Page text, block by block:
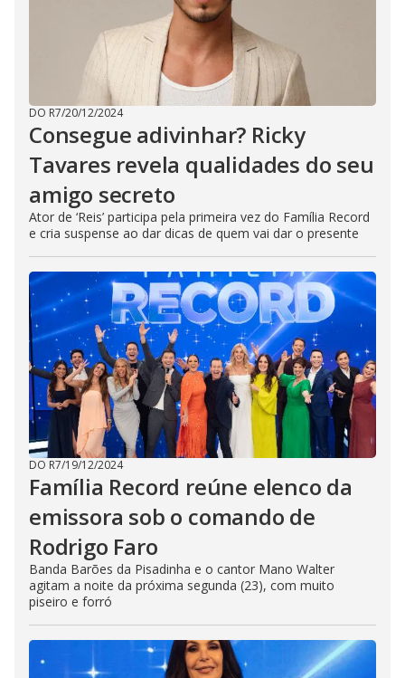
DO R7/20/12/2024
Consegue adivinhar? Ricky
Tavares revela qualidades do seu
amigo secreto
Ator de ‘Reis’ participa pela primeira vez do Família Record
e cria suspense ao dar dicas de quem vai dar o presente
DO R7/19/12/2024
Família Record reúne elenco da
emissora sob o comando de
Rodrigo Faro
Banda Barões da Pisadinha e o cantor Mano Walter
agitam a noite da próxima segunda (23), com muito
piseiro e forró